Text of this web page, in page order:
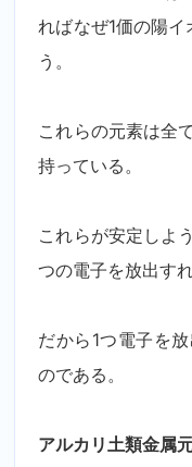
ればなぜ1価の陽
う。
これらの元素は全
持っている。
これらが安定しよ
つの電子を放出す
だから1つ電子を
のである。
アルカリ土類金属